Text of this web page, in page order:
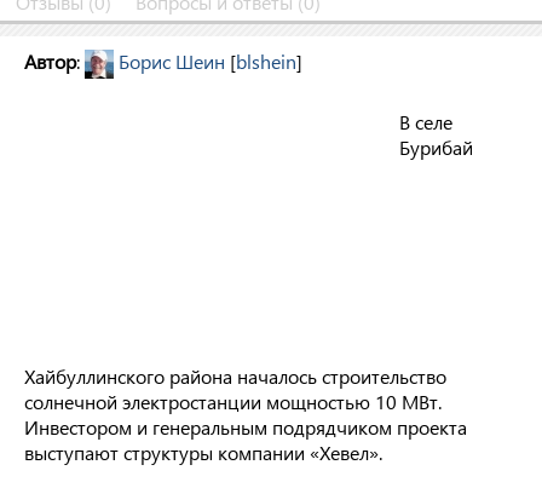
Автор: Борис Шеин [blshein]
В селе
Бурибай
Хайбуллинского района началось строительство
солнечной электростанции мощностью 10 МВт.
Инвестором и генеральным подрядчиком проекта
выступают структуры компании «Хевел».